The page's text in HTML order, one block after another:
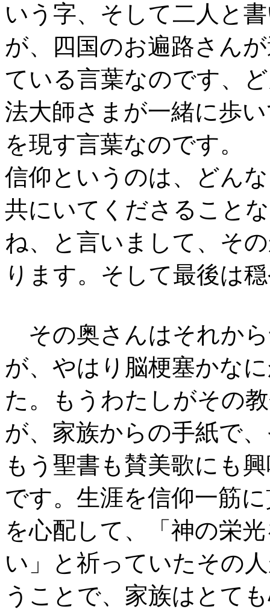
いう字、そして二人と
が、四国のお遍路さん
ている言葉なのです、
法大師さまが一緒に歩
を現す言葉なのです。
信仰というのは、どん
共にいてくださること
ね、と言いまして、そ
ります。そして最後は
その奥さんはそれか
が、やはり脳梗塞かな
た。もうわたしがその
が、家族からの手紙で
もう聖書も賛美歌にも
です。生涯を信仰一筋
を心配して、「神の栄
い」と祈っていたその
うことで、家族はとて